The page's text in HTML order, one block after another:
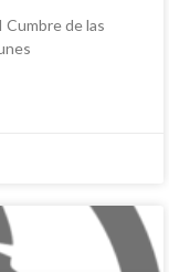
Cumbre de las